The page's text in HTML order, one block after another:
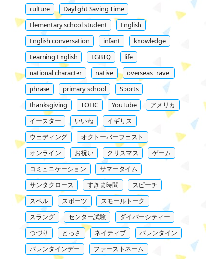
culture
Daylight Saving Time
Elementary school student
English
English conversation
infant
knowledge
Learning English
LGBTQ
life
national character
native
overseas travel
phrase
primary school
Sports
thanksgiving
TOEIC YouTube
アメリカ
イースター
いいね
イギリス
ウェディング
オクトーバーフェスト
オンライン
お祝い クリスマス
ゲーム
コミュニケーション
サマータイム
サンタクロース
すきま時間
スピーチ
スペル
スポーツ
スモールトーク
スラング
センター試験
ダイバーシティー
つづり
とっさ ネイティブ
バレンタイン
バレンタインデー
ファーストネーム